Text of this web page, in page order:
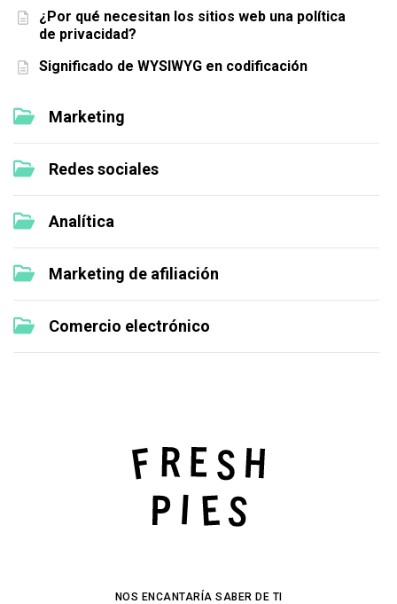
¿Por qué necesitan los sitios web una política
de privacidad?
Significado de WYSIWYG en codificación
Marketing
Redes sociales
Analítica
Marketing de afiliación
Comercio electrónico
NOS ENCANTARÍA SABER DE TI